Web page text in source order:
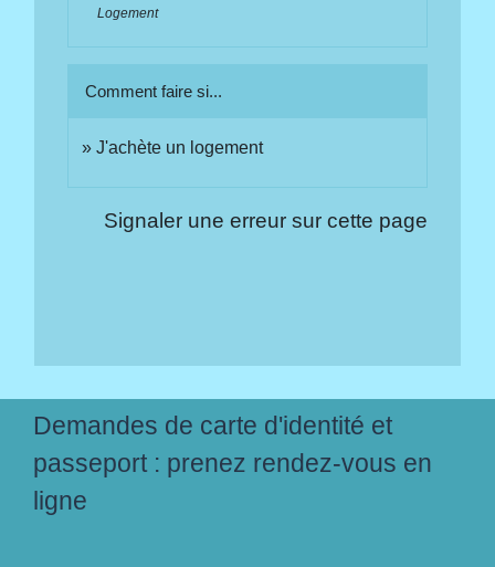
Logement
Comment faire si...
J'achète un logement
Signaler une erreur sur cette page
Demandes de carte d'identité et
passeport : prenez rendez-vous en
ligne